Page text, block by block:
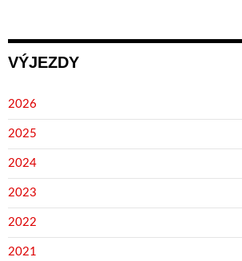
VÝJEZDY
2026
2025
2024
2023
2022
2021